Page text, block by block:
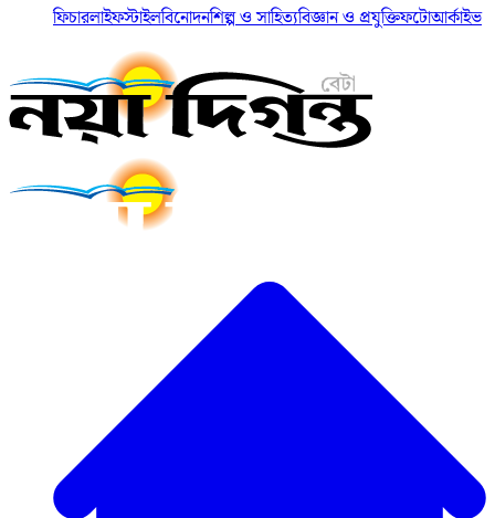
ফিচারলাইফস্টাইলবিনোদনশিল্প ও সাহিত্যবিজ্ঞান ও প্রযুক্তিফটোআর্কাইভ